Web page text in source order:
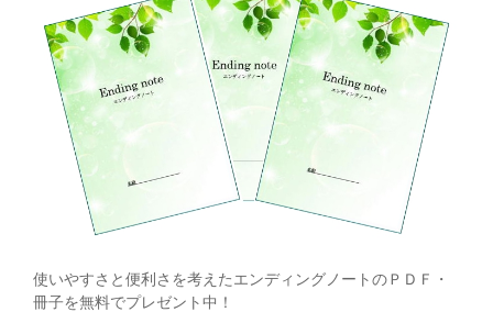
使いやすさと便利さを考えたエンディングノートのＰＤＦ・
冊子を無料でプレゼント中！